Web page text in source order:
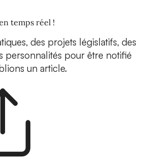
temps réel !
des projets législatifs, des
personnalités pour être notifié
un article.